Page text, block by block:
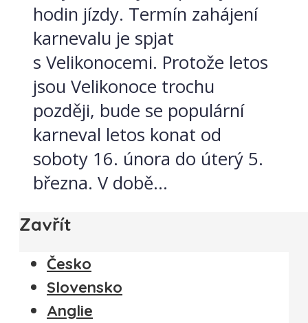
hodin jízdy. Termín zahájení
karnevalu je spjat
s Velikonocemi. Protože letos
jsou Velikonoce trochu
později, bude se populární
karneval letos konat od
soboty 16. února do úterý 5.
března. V době...
Zavřít
Česko
Slovensko
Anglie